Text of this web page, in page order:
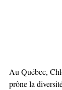
Au Québec,
prône la